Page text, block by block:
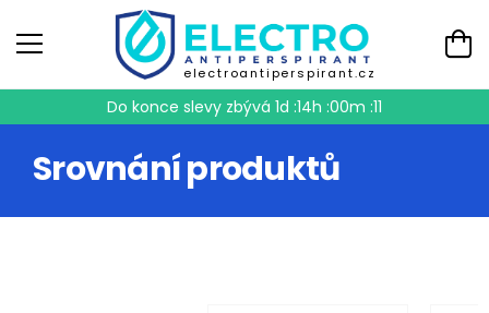
electroantiperspirant.cz
Do konce slevy zbývá 1d :14h :00m :11
Srovnání produktů